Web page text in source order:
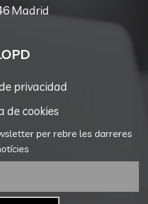
Madrid
privacidad
de cookies
per rebre les darreres